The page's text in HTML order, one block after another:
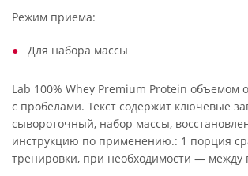
Режим приема:
Для набора массы
Lab 100% Whey Premium Protein объемом
с пробелами. Текст содержит ключевые
сывороточный, набор массы,
инструкцию по применению.: 1 порция
тренировки, при необходимости —